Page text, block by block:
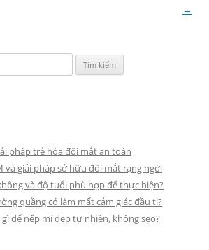
→
pháp trẻ hóa đôi mắt an toàn
và giải pháp sở hữu đôi mắt rạng ngời
và độ tuổi phù hợp để thực hiện?
quầng có làm mất cảm giác đầu ti?
để nếp mí đẹp tự nhiên, không sẹo?